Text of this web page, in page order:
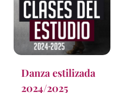
Danza estilizada
2024/2025